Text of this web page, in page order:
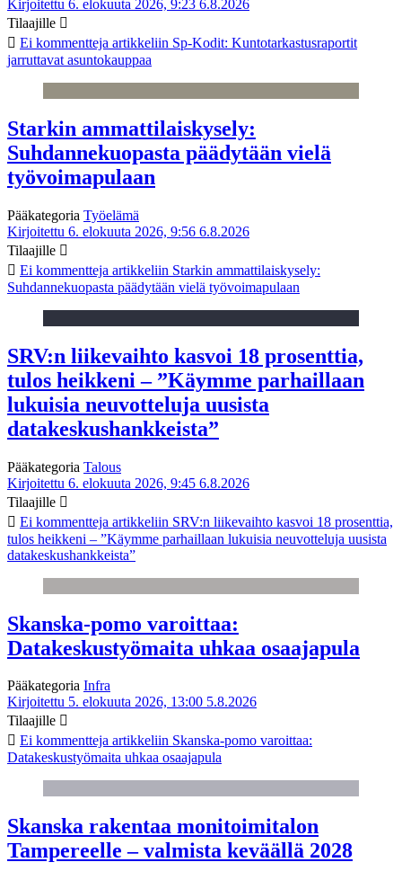
Kirjoitettu 6. elokuuta 2026, 9:23 6.8.2026
Tilaajille
Ei kommentteja artikkeliin Sp-Kodit: Kuntotarkastusraportit
jarruttavat asuntokauppaa
Starkin ammattilaiskysely:
Suhdannekuopasta päädytään vielä
työvoimapulaan
Pääkategoria Työelämä
Kirjoitettu 6. elokuuta 2026, 9:56 6.8.2026
Tilaajille
Ei kommentteja artikkeliin Starkin ammattilaiskysely:
Suhdannekuopasta päädytään vielä työvoimapulaan
SRV:n liikevaihto kasvoi 18 prosenttia,
tulos heikkeni – ”Käymme parhaillaan
lukuisia neuvotteluja uusista
datakeskushankkeista”
Pääkategoria Talous
Kirjoitettu 6. elokuuta 2026, 9:45 6.8.2026
Tilaajille
Ei kommentteja artikkeliin SRV:n liikevaihto kasvoi 18 prosenttia,
tulos heikkeni – ”Käymme parhaillaan lukuisia neuvotteluja uusista
datakeskushankkeista”
Skanska-pomo varoittaa:
Datakeskustyömaita uhkaa osaajapula
Pääkategoria Infra
Kirjoitettu 5. elokuuta 2026, 13:00 5.8.2026
Tilaajille
Ei kommentteja artikkeliin Skanska-pomo varoittaa:
Datakeskustyömaita uhkaa osaajapula
Skanska rakentaa monitoimitalon
Tampereelle – valmista keväällä 2028